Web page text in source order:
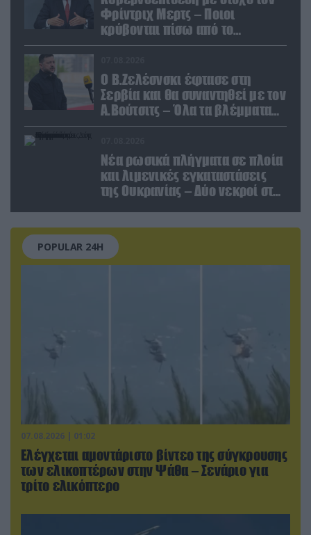
Φρίντριχ Μερτς – Ποιοι
κρύβονται πίσω από το
παραποιημένο βίντεο
Ο Β.Ζελέσνσκι έφτασε στη
Σερβία και θα συναντηθεί με τον
Α.Βούτσιτς – Όλα τα βλέμματα
στις σχέσεις με τη Ρωσία
Νέα ρωσικά πλήγματα σε πλοία
και λιμενικές εγκαταστάσεις
της Ουκρανίας – Δύο νεκροί στην
POPULAR 24H
07.08.2026 | 01:02
Ελέγχεται αμοντάριστο βίντεο της σύγκρουσης
των ελικοπτέρων στην Ψάθα – Σενάριο για
τρίτο ελικόπτερο